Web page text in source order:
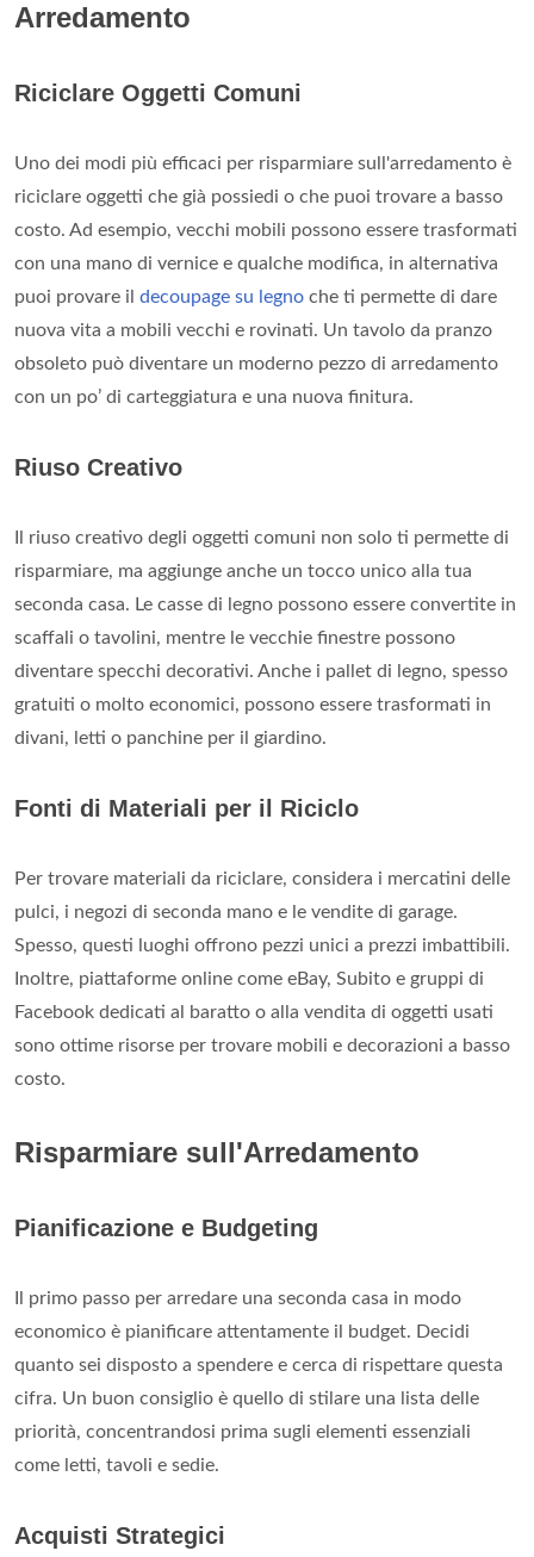
Arredamento
Riciclare Oggetti Comuni
Uno dei modi più efficaci per risparmiare sull'arredamento è
riciclare oggetti che già possiedi o che puoi trovare a basso
costo. Ad esempio, vecchi mobili possono essere trasformati
con una mano di vernice e qualche modifica, in alternativa
puoi provare il decoupage su legno che ti permette di dare
nuova vita a mobili vecchi e rovinati. Un tavolo da pranzo
obsoleto può diventare un moderno pezzo di arredamento
con un po’ di carteggiatura e una nuova finitura.
Riuso Creativo
Il riuso creativo degli oggetti comuni non solo ti permette di
risparmiare, ma aggiunge anche un tocco unico alla tua
seconda casa. Le casse di legno possono essere convertite in
scaffali o tavolini, mentre le vecchie finestre possono
diventare specchi decorativi. Anche i pallet di legno, spesso
gratuiti o molto economici, possono essere trasformati in
divani, letti o panchine per il giardino.
Fonti di Materiali per il Riciclo
Per trovare materiali da riciclare, considera i mercatini delle
pulci, i negozi di seconda mano e le vendite di garage.
Spesso, questi luoghi offrono pezzi unici a prezzi imbattibili.
Inoltre, piattaforme online come eBay, Subito e gruppi di
Facebook dedicati al baratto o alla vendita di oggetti usati
sono ottime risorse per trovare mobili e decorazioni a basso
costo.
Risparmiare sull'Arredamento
Pianificazione e Budgeting
Il primo passo per arredare una seconda casa in modo
economico è pianificare attentamente il budget. Decidi
quanto sei disposto a spendere e cerca di rispettare questa
cifra. Un buon consiglio è quello di stilare una lista delle
priorità, concentrandosi prima sugli elementi essenziali
come letti, tavoli e sedie.
Acquisti Strategici